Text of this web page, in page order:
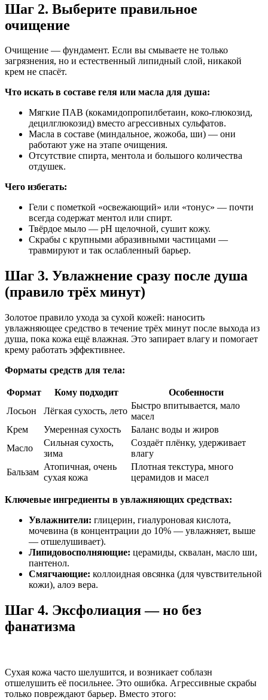
Шаг 2. Выберите правильное
очищение
Очищение — фундамент. Если вы смываете не только
загрязнения, но и естественный липидный слой, никакой
крем не спасёт.
Что искать в составе геля или масла для душа:
Мягкие ПАВ (кокамидопропилбетаин, коко-глюкозид,
децилглюкозид) вместо агрессивных сульфатов.
Масла в составе (миндальное, жожоба, ши) — они
работают уже на этапе очищения.
Отсутствие спирта, ментола и большого количества
отдушек.
Чего избегать:
Гели с пометкой «освежающий» или «тонус» — почти
всегда содержат ментол или спирт.
Твёрдое мыло — pH щелочной, сушит кожу.
Скрабы с крупными абразивными частицами —
травмируют и так ослабленный барьер.
Шаг 3. Увлажнение сразу после душа
(правило трёх минут)
Золотое правило ухода за сухой кожей: наносить
увлажняющее средство в течение трёх минут после выхода из
душа, пока кожа ещё влажная. Это запирает влагу и помогает
крему работать эффективнее.
Форматы средств для тела:
Формат Кому подходит
Особенности
Лосьон
Лёгкая сухость, лето
Быстро впитывается, мало
масел
Крем
Умеренная сухость
Баланс воды и жиров
Масло
Сильная сухость,
зима
Создаёт плёнку, удерживает
влагу
Бальзам
Атопичная, очень
сухая кожа
Плотная текстура, много
церамидов и масел
Ключевые ингредиенты в увлажняющих средствах:
Увлажнители: глицерин, гиалуроновая кислота,
мочевина (в концентрации до 10% — увлажняет, выше
— отшелушивает).
Липидовосполняющие: церамиды, сквалан, масло ши,
пантенол.
Смягчающие: коллоидная овсянка (для чувствительной
кожи), алоэ вера.
Шаг 4. Эксфолиация — но без
фанатизма
Сухая кожа часто шелушится, и возникает соблазн
отшелушить её посильнее. Это ошибка. Агрессивные скрабы
только повреждают барьер. Вместо этого: